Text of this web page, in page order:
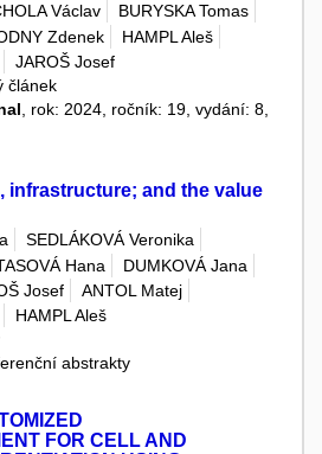
Václav
BURYSKA Tomas
Zdenek
HAMPL Aleš
JAROŠ Josef
článek
, rok: 2024, ročník: 19, vydání: 8,
infrastructure; and the value
SEDLÁKOVÁ Veronika
Hana
DUMKOVÁ Jana
Josef
ANTOL Matej
HAMPL Aleš
abstrakty
FOR CELL AND